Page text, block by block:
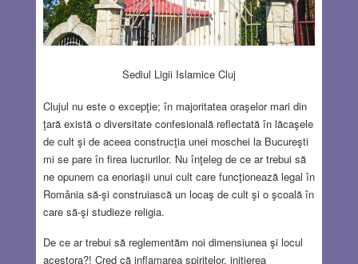
Sediul Ligii Islamice Cluj
Clujul nu este o excepţie; în majoritatea oraşelor mari din
ţară există o diversitate confesională reflectată în lăcaşele
de cult şi de aceea construcţia unei moschei la Bucureşti
mi se pare în firea lucrurilor. Nu înţeleg de ce ar trebui să
ne opunem ca enoriaşii unui cult care funcţionează legal în
România să-şi construiască un locaş de cult şi o şcoală în
care să-şi studieze religia.
De ce ar trebui să reglementăm noi dimensiunea şi locul
acestora?! Cred că inflamarea spiritelor, iniţierea